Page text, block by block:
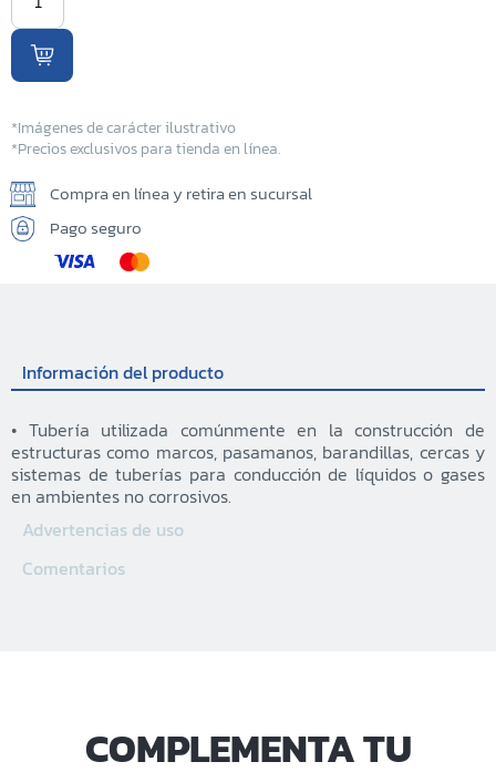
*Imágenes de carácter ilustrativo
*Precios exclusivos para tienda en línea.
Compra en línea y retira en sucursal
Pago seguro
Información del producto
• Tubería utilizada comúnmente en la construcción de
estructuras como marcos, pasamanos, barandillas, cercas y
sistemas de tuberías para conducción de líquidos o gases
en ambientes no corrosivos.
Advertencias de uso
Comentarios
COMPLEMENTA TU